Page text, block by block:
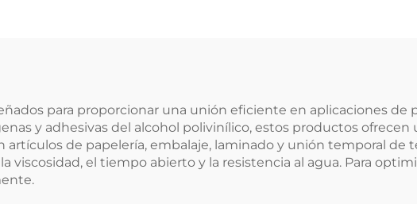
agua de la planta es
de 0,5% y el
contenido de
glucosa en el agua
para proporcionar una unión eficiente en aplicaciones de
y adhesivas del alcohol polivinílico, estos productos
de papelería, embalaje, laminado y unión temporal de
viscosidad, el tiempo abierto y la resistencia al agua. Para